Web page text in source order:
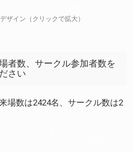
ザイン（クリックで拡大）
者数、サークル参加者数を
さい
場数は2424名、サークル数は2